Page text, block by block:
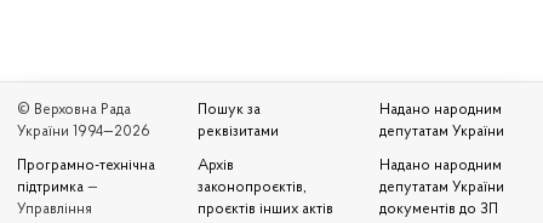
© Верховна Рада
України 1994—2026
Програмно-технічна
підтримка —
Управління
Пошук за
реквізитами
Архів
законопроєктів,
проєктів інших актів
Надано народним
депутатам України
Надано народним
депутатам України
документів до ЗП